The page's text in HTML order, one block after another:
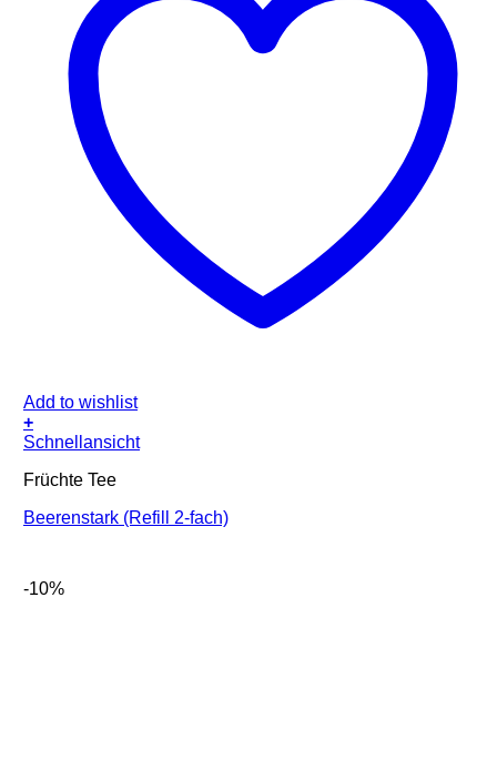
Add to wishlist
+
Schnellansicht
Früchte Tee
Beerenstark (Refill 2-fach)
-10%